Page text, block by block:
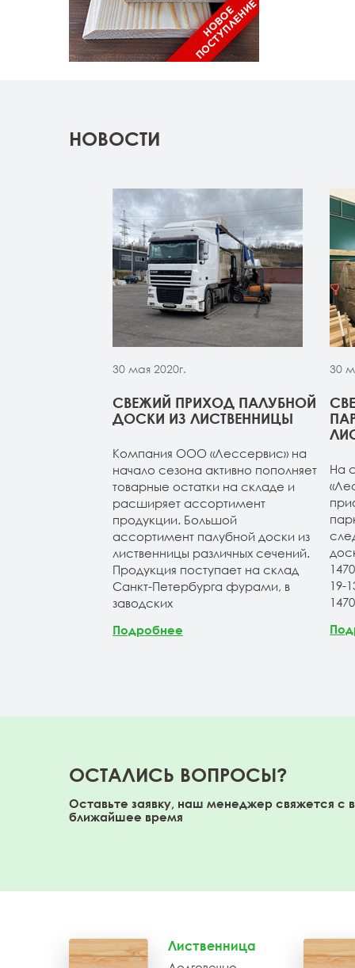
НОВОСТИ
30 мая 2020г.
СВЕЖИЙ ПРИХОД ПАЛУБНОЙ
ДОСКИ ИЗ ЛИСТВЕННИЦЫ
Компания ООО «Лессервис» на
начало сезона активно пополняет
товарные остатки на складе и
расширяет ассортимент
продукции. Большой
ассортимент палубной доски из
лиственницы различных сечений.
Продукция поступает на склад
Санкт-Петербурга фурами, в
заводских
Подробнее
30
На
19-
ОСТАЛИСЬ ВОПРОСЫ?
Оставьте заявку, наш менеджер свяжется с
ближайшее время
Лиственница